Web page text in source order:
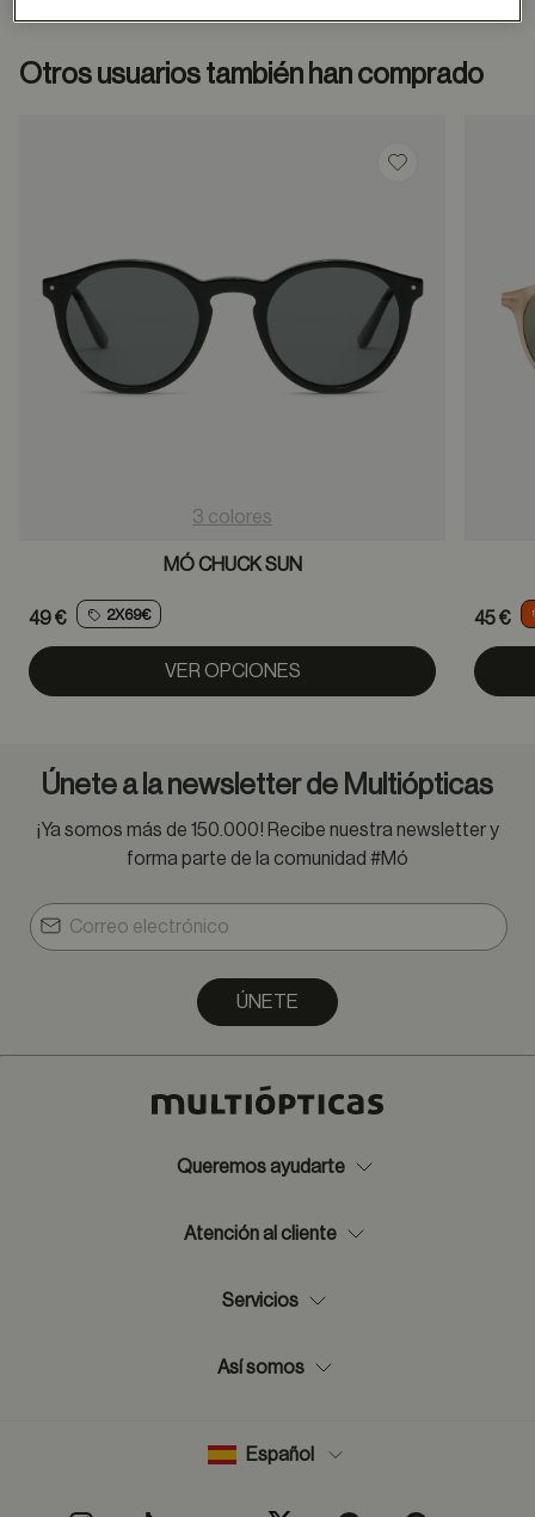
Otros usuarios también han comprado
Guardar en
3 colores
MÓ CHUCK SUN
49 € 2X69€
VER OPCIONES
45 €
Únete a la newsletter de Multiópticas
¡Ya somos más de 150.000! Recibe nuestra newsletter y
forma parte de la comunidad #Mó
ÚNETE
Queremos ayudarte
Atención al cliente
Servicios
Así somos
Español